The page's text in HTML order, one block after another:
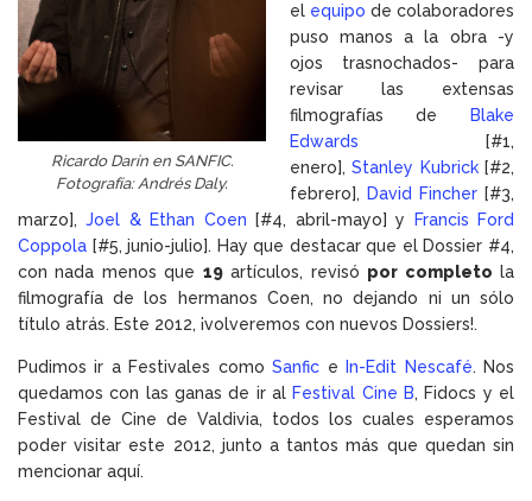
Ricardo Darín en SANFIC.
Fotografía: Andrés Daly.
el equipo de colaboradores
puso manos a la obra -y
ojos trasnochados- para
revisar las extensas
filmografías de
Blake
Edwards [#1,
enero], Stanley Kubrick[#2,
febrero], David Fincher[#3,
marzo],Joel & Ethan Coen [#4, abril-mayo] y
Francis Ford
Coppola [#5, junio-julio]. Hay que destacar que el Dossier #4,
con nada menos que 19artículos, revisó por completo la
filmografía de los hermanos Coen, no dejando ni un sólo
título atrás. Este 2012, ¡volveremos con nuevos Dossiers!.
Pudimos ir a Festivales comoSanfic e In-Edit Nescafé. Nos
quedamos con las ganas de ir al Festival Cine B, Fidocs y el
Festival de Cine de Valdivia, todos los cuales esperamos
poder visitar este 2012, junto a tantos más que quedan sin
mencionar aquí.